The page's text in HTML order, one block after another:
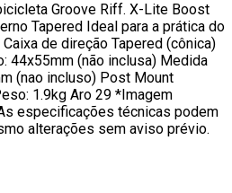
Groove Riff. X-Lite Boost
Tapered Ideal para a prática do
de direção Tapered (cônica)
44x55mm (não inclusa) Medida
(nao incluso) Post Mount
1.9kg Aro 29 *Imagem
especificações técnicas podem
alterações sem aviso prévio.